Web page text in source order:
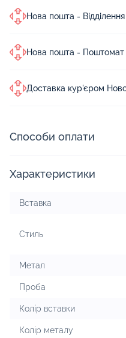
Нова пошта - Відділення
Нова пошта - Поштомат
Доставка кур'єром
Способи оплати
Характеристики
Вставка
Стиль
Метал
Проба
Колір вставки
Колір металу